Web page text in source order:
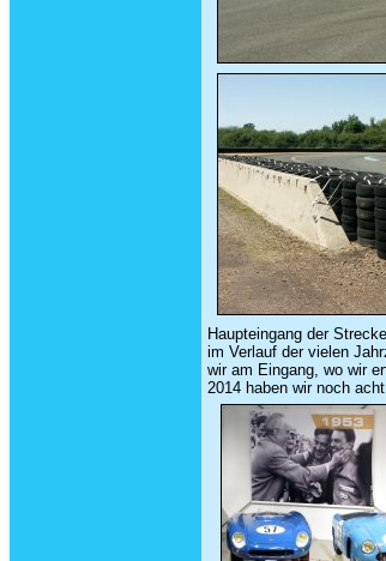
Haupteingang der
im Verlauf der vielen
wir am Eingang, wo wir
2014 haben wir noch